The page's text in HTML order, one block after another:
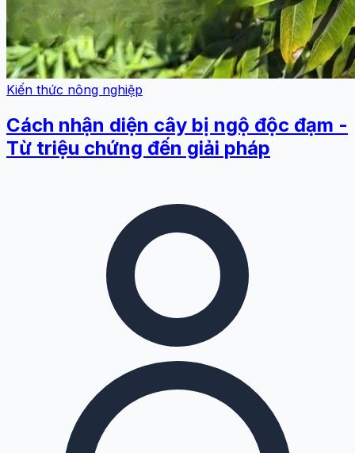
Kiến thức nông nghiệp
Cách nhận diện cây bị ngộ độc đạm -
Từ triệu chứng đến giải pháp